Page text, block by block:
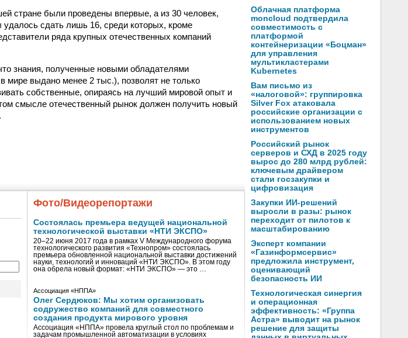
стране были проведены впервые, а из 30 человек,
сдать лишь 16, среди которых, кроме
ряда крупных отечественных компаний
знания, полученные новыми обладателями
мире выдано менее 2 тыс.), позволят не только
собственные, опираясь на лучший мировой опыт и
смысле отечественный рынок должен получить новый
Фото/Видеорепортажи
Состоялась премьера ведущей национальной
технологической выставки «НТИ ЭКСПО»
20–22 июня 2017 года в рамках V Международного форума
технологического развития «Технопром» состоялась
премьера обновленной национальной выставки достижений
науки, технологий и инноваций «НТИ ЭКСПО». В этом году
она обрела новый формат: «НТИ ЭКСПО» — это …
Ассоциация «НППА»
Олег Сердюков: Мы хотим организовать
содружество компаний для совместного
создания продукта мирового уровня
Ассоциация «НППА» провела круглый стол по проблемам и
задачам промышленной автоматизации в условиях
Облачная платформа
moncloud подтвердила
совместимость с
платформой
контейнеризации «Боцман»
для управления
мультикластерами
Kubernetes
Вам письмо из
«налоговой»: группировка
Silver Fox атаковала
российские организации с
использованием новых
инструментов
Российский рынок
серверов и СХД в 2025 году
вырос до 280 млрд рублей:
ключевым драйвером
стали госзакупки и
цифровизация
Закупки ИИ-решений
выросли в разы: рынок
переходит от пилотов к
масштабированию
Эксперт компании
«Газинформсервис»
предложила инструмент,
оценивающий
безопасность ИИ
Технологическая синергия
и операционная
эффективность: «Группа
Астра» выводит на рынок
решение для защиты